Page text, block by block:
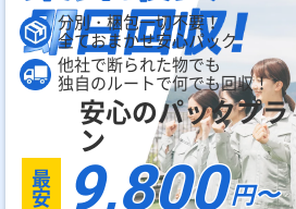
分別・梱包一切不要！
全ておまかせ安心パック
他社で断られた物でも
独自のルートで何でも回収！
安心のパックプラ
ン
最
安 9,800円〜